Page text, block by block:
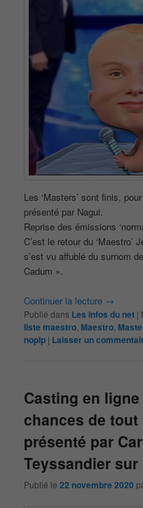
Les ‘Masters’ sont finis,
présenté par Nagui.
Reprise des émissions
C’est le retour du ‘Maestro’
s’est vu affublé du surnom
Cadum ».
Continuer la lecture →
Publié dans Les infos du net |
liste maestro Maestro
noplp | Laisser un
Casting en ligne
chances de tout
présenté par
Teyssandier sur
Publié le22 novembre 2020